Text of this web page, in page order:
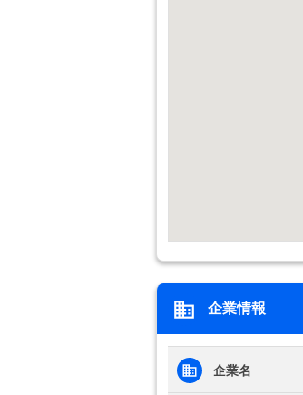
企業情報
企業名